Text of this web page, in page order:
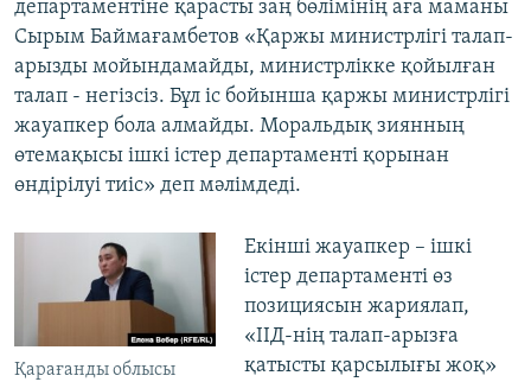
департаментіне қарасты заң бөлімінің аға маманы
Сырым Баймағамбетов «Қаржы министрлігі талап-
арызды мойындамайды, министрлікке қойылған
талап - негізсіз. Бұл іс бойынша қаржы министрлігі
жауапкер бола алмайды. Моральдық зиянның
өтемақысы ішкі істер департаменті қорынан
өндірілуі тиіс» деп мәлімдеді.
Қарағанды облысы
Екінші жауапкер – ішкі
істер департаменті өз
позициясын жариялап,
«ІІД-нің талап-арызға
қатысты қарсылығы жоқ»